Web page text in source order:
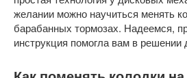
желании можно научиться менять
барабанных тормозах. Надеемся,
инструкция помогла вам в решении